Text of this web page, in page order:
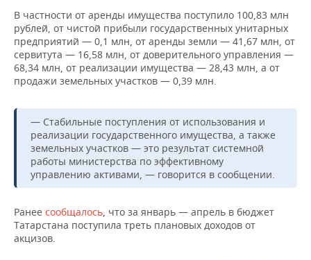
КИБЕРСПОРТ
ФИГУРНОЕ КАТАНИЕ
ВОДНЫЕ ВИДЫ СПОРТА
ХОККЕЙ С МЯЧОМ
КУЛЬТУРА
МЕДИЦИНА
ОБРАЗОВАНИЕ
ПРОИСШЕСТВИЯ
СПИСОК КОМПАНИЙ
В частности от аренды имущества поступило 100,83 млн
рублей, от чистой прибыли государственных унитарных
предприятий — 0,1 млн, от аренды земли — 41,67 млн, от
сервитута — 16,58 млн, от доверительного управления —
68,34 млн, от реализации имущества — 28,43 млн, а от
продажи земельных участков — 0,39 млн.
— Стабильные поступления от использования и
реализации государственного имущества, а также
земельных участков — это результат системной
работы министерства по эффективному
управлению активами, — говорится в сообщении.
Ранее сообщалось, что за январь — апрель в бюджет
Татарстана поступила треть плановых доходов от
акцизов.